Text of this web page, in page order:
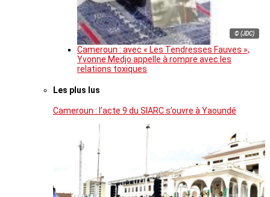
© (JDC)
Cameroun : avec « Les Tendresses Fauves »,
Yvonne Medjo appelle à rompre avec les
relations toxiques
Les plus lus
Cameroun : l’acte 9 du SIARC s’ouvre à Yaoundé